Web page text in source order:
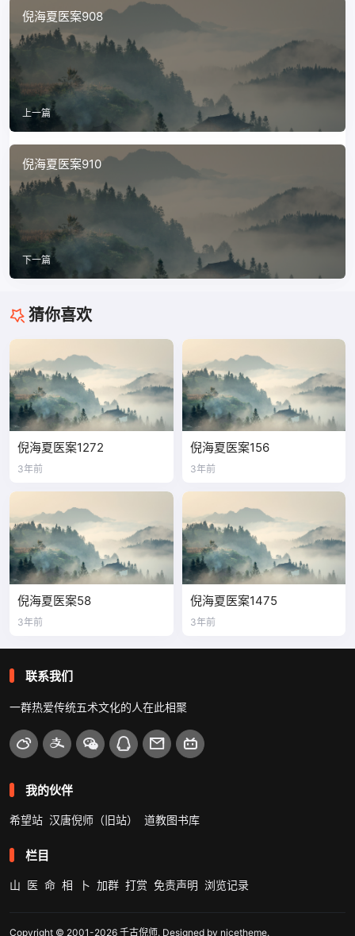
倪海夏医案908
上一篇
倪海夏医案910
下一篇
猜你喜欢
倪海夏医案1272
3年前
倪海夏医案156
3年前
倪海夏医案58
3年前
倪海夏医案1475
3年前
联系我们
一群热爱传统五术文化的人在此相聚
我的伙伴
希望站 汉唐倪师（旧站） 道教图书库
栏目
山 医 命 相 卜 加群 打赏 免责声明 浏览记录
Copyright © 2001-2026 千古倪师. Designed by nicetheme.